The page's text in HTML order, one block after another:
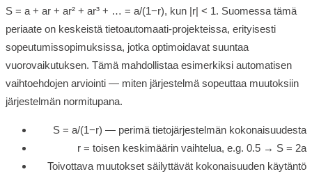
S = a + ar + ar² + ar³ + … = a/(1−r), kun |r| < 1. Suomessa tämä
periaate on keskeistä tietoautomaati-projekteissa, erityisesti
sopeutumissopimuksissa, jotka optimoidavat suuntaa
vuorovaikutuksen. Tämä mahdollistaa esimerkiksi automatisen
vaihtoehdojen arviointi — miten järjestelmä sopeuttaa muutoksiin
järjestelmän normitupana.
S = a/(1−r) — perimä tietojärjestelmän kokonaisuudesta
r = toisen keskimäärin vaihtelua, e.g. 0.5 → S = 2a
Toivottava muutokset säilyttävät kokonaisuuden käytäntö